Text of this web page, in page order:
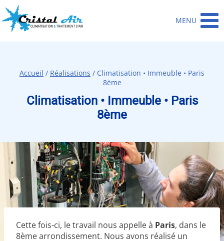
Aller
au
contenu
MENU
Accueil / Réalisations / Climatisation • Immeuble • Paris
8ème
Climatisation • Immeuble • Paris
8ème
Cette fois-ci, le travail nous appelle à Paris, dans le
8ème arrondissement. Nous avons réalisé un